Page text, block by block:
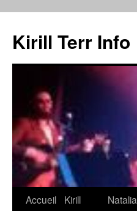
Kirill Terr Info
Aller
Accueil
Kirill
Natalia